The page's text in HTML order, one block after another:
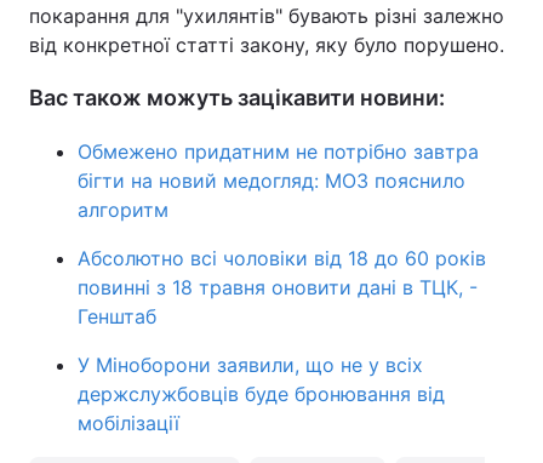
покарання для "ухилянтів" бувають різні залежно
від конкретної статті закону, яку було порушено.
Вас також можуть зацікавити новини:
Обмежено придатним не потрібно завтра
бігти на новий медогляд: МОЗ пояснило
алгоритм
Абсолютно всі чоловіки від 18 до 60 років
повинні з 18 травня оновити дані в ТЦК, -
Генштаб
У Міноборони заявили, що не у всіх
держслужбовців буде бронювання від
мобілізації